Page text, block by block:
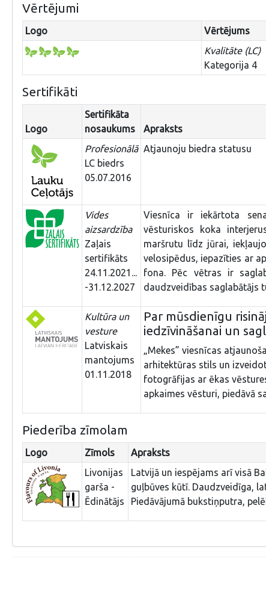
Vērtējumi
Logo Vērtējums
Kvalitāte (LC)
Kategorija 4
Sertifikāti
Logo
Sertifikāta
nosaukums
Apraksts
Profesionālā
LC biedrs
05.07.2016
Atjaunoju biedra statusu
Vides
aizsardzība
Zaļais
sertifikāts
24.11.2021...
-31.12.2027
Viesnīca ir iekārtota
vēsturiskos koka
maršrutu līdz jūrai,
velosipēdus, iepazīties ar
fona. Pēc vētras ir
daudzveidības saglabātājs
Kultūra un
vesture
Latviskais
mantojums
01.11.2018
Par mūsdienīgu
iedzīvināšanai un
„Mekes” viesnīcas
arhitektūras stils un
fotogrāfijas ar ēkas
apkaimes vēsturi, piedāvā
Piederība zīmolam
Logo Zīmols
Apraksts
Livonijas
garša -
Ēdinātājs
Latvijā un iespējams arī visā
guļbūves kūtī. Daudzveidīga,
Piedāvājumā bukstiņputra,